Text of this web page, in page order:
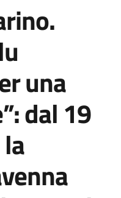
una
dal 19